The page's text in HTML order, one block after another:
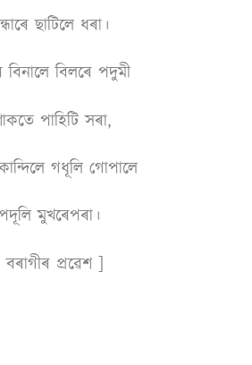
ছাটিলে ধৰা।
বিনালে বিলৰে পদুমী
পাহিটি সৰা,
গধূলি গােপালে
পদূলি মুখৰেপৰা।
প্ৰৱেশ ]